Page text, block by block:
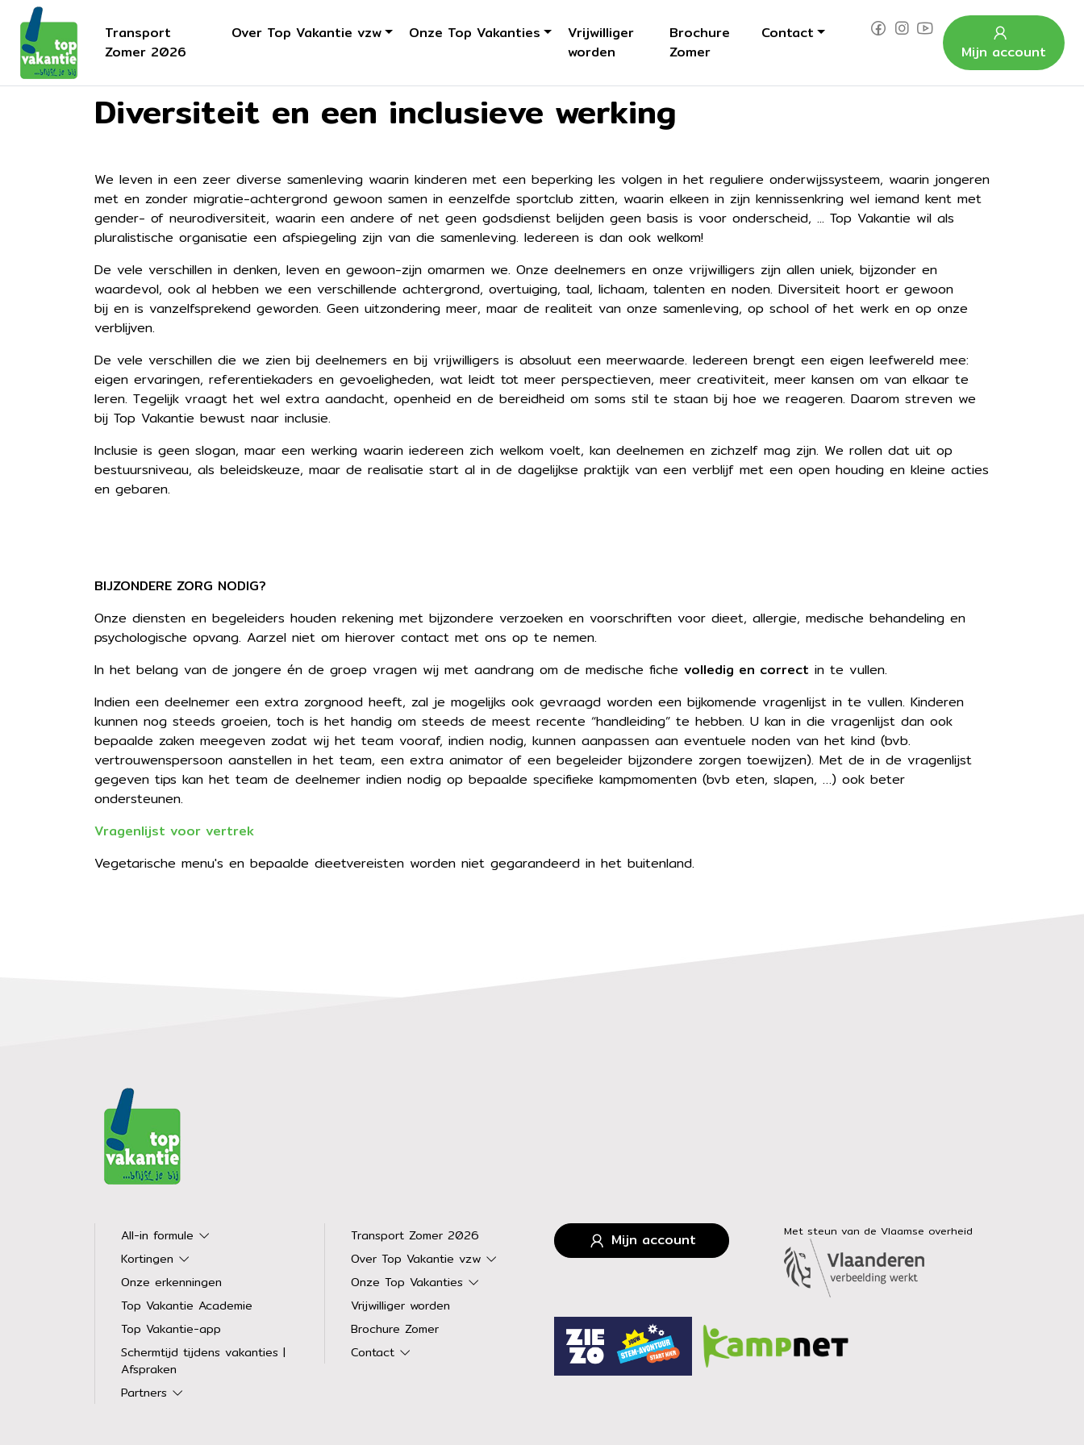
Mijn account
Transport
Zomer 2026
Over Top Vakantie vzw Onze Top Vakanties
Vrijwilliger
worden
Brochure
Zomer
Contact
Diversiteit en een inclusieve werking
We leven in een zeer diverse samenleving waarin kinderen met een beperking les volgen in het reguliere onderwijssysteem, waarin jongeren
met en zonder migratie-achtergrond gewoon samen in eenzelfde sportclub zitten, waarin elkeen in zijn kennissenkring wel iemand kent met
gender- of neurodiversiteit, waarin een andere of net geen godsdienst belijden geen basis is voor onderscheid, ... Top Vakantie wil als
pluralistische organisatie een afspiegeling zijn van die samenleving. Iedereen is dan ook welkom!
De vele verschillen in denken, leven en gewoon-zijn omarmen we. Onze deelnemers en onze vrijwilligers zijn allen uniek, bijzonder en
waardevol, ook al hebben we een verschillende achtergrond, overtuiging, taal, lichaam, talenten en noden. Diversiteit hoort er gewoon
bij en is vanzelfsprekend geworden. Geen uitzondering meer, maar de realiteit van onze samenleving, op school of het werk en op onze
verblijven.
De vele verschillen die we zien bij deelnemers en bij vrijwilligers is absoluut een meerwaarde. Iedereen brengt een eigen leefwereld mee:
eigen ervaringen, referentiekaders en gevoeligheden, wat leidt tot meer perspectieven, meer creativiteit, meer kansen om van elkaar te
leren. Tegelijk vraagt het wel extra aandacht, openheid en de bereidheid om soms stil te staan bij hoe we reageren. Daarom streven we
bij Top Vakantie bewust naar inclusie.
Inclusie is geen slogan, maar een werking waarin iedereen zich welkom voelt, kan deelnemen en zichzelf mag zijn. We rollen dat uit op
bestuursniveau, als beleidskeuze, maar de realisatie start al in de dagelijkse praktijk van een verblijf met een open houding en kleine acties
en gebaren.
BIJZONDERE ZORG NODIG?
Onze diensten en begeleiders houden rekening met bijzondere verzoeken en voorschriften voor dieet, allergie, medische behandeling en
psychologische opvang. Aarzel niet om hierover contact met ons op te nemen.
In het belang van de jongere én de groep vragen wij met aandrang om de medische fiche volledig en correct in te vullen.
Indien een deelnemer een extra zorgnood heeft, zal je mogelijks ook gevraagd worden een bijkomende vragenlijst in te vullen. Kinderen
kunnen nog steeds groeien, toch is het handig om steeds de meest recente “handleiding” te hebben. U kan in die vragenlijst dan ook
bepaalde zaken meegeven zodat wij het team vooraf, indien nodig, kunnen aanpassen aan eventuele noden van het kind (bvb.
vertrouwenspersoon aanstellen in het team, een extra animator of een begeleider bijzondere zorgen toewijzen). Met de in de vragenlijst
gegeven tips kan het team de deelnemer indien nodig op bepaalde specifieke kampmomenten (bvb eten, slapen, …) ook beter
ondersteunen.
Vragenlijst voor vertrek
Vegetarische menu's en bepaalde dieetvereisten worden niet gegarandeerd in het buitenland.
All-in formule
Kortingen
Onze erkenningen
Top Vakantie Academie
Top Vakantie-app
Schermtijd tijdens vakanties |
Afspraken
Partners
Transport Zomer 2026
Over Top Vakantie vzw
Onze Top Vakanties
Vrijwilliger worden
Brochure Zomer
Contact
Mijn account Met steun van de Vlaamse overheid